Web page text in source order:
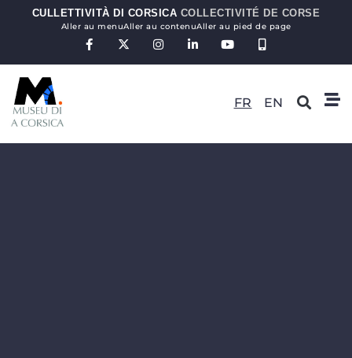
CULLETTIVITÀ DI CORSICA COLLECTIVITÉ DE CORSE
Aller au menuAller au contenuAller au pied de page
FR EN